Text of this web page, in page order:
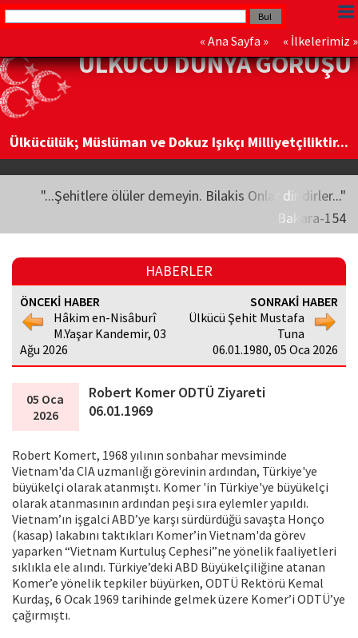
« Ana Sayfa » « İlkelerimiz »
ÜLKÜCÜ DÜNYA GÖRÜŞÜ
Ülkücülük; Müslüman ve Dokuz Işıkçı Milliyetçiliktir...
"...Şehitlere ölüler demeyin. Bilakis Onlar diridirler..."
Bakara-154
HABERLER
ÖNCEKİ HABER
Hâkim en-Nisâburî
M.Yaşar Kandemir, 03
Ağu 2026
SONRAKİ HABER
Ülkücü Şehit Mustafa
Tuna
06.01.1980, 05 Oca 2026
05 Oca
2026
Robert Komer ODTÜ Ziyareti
06.01.1969
Robert Komert, 1968 yılının sonbahar mevsiminde
Vietnam'da CIA uzmanlığı görevinin ardından, Türkiye'ye
büyükelçi olarak atanmıştı. Komer 'in Türkiye'ye büyükelçi
olarak atanmasının ardından peşi sıra eylemler yapıldı.
Vietnam’ın işgalci ABD’ye karşı sürdürdüğü savaşta Honço
(kasap) lakabını taktıkları Komer’in Vietnam'da görev
yaparken “Vietnam Kurtuluş Cephesi”ne yönelik faaliyetleri
sıklıkla ele alındı. Türkiye’deki ABD Büyükelçiliğine atanan
Komer’e yönelik tepkiler büyürken, ODTÜ Rektörü Kemal
Kurdaş, 6 Ocak 1969 tarihinde gelmek üzere Komer’i ODTÜ’ye
çağırmıştı.